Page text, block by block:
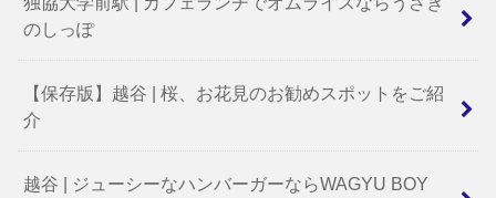
のしっぽ
【保存版】越谷 | 桜、お花見のお勧めスポットをご紹
介
越谷 | ジューシーなハンバーガーならWAGYU BOY